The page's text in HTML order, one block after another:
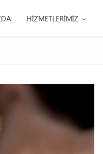
HİZMETLERİMİZ